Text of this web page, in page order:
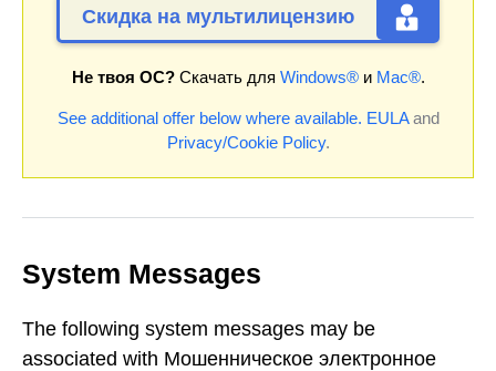
Скидка на мультилицензию
Не твоя ОС?Скачать для Windows®и Mac®.
See additional offer below where available. EULAand
Privacy/Cookie Policy.
System Messages
The following system messages may be
associated with Мошенническое электронное